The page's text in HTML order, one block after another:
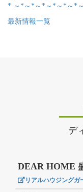
* ～*～*～*～*～*～
最新情報一覧
デ
DEAR HOME
リアルハウジングガ